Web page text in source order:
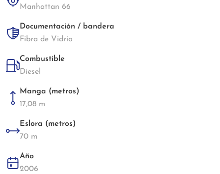
Manhattan 66
Documentación / bandera
Fibra de Vidrio
Combustible
Diesel
Manga (metros)
17,08 m
Eslora (metros)
70 m
Año
2006